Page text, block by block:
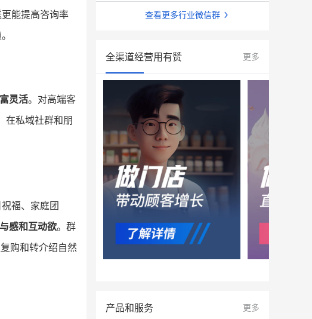
能提高咨询率
灵活。对高端客
在私域社群和朋
福、家庭团
感和互动欲。群
购和转介绍自然
查看更多行业微信群
全渠道经营用有赞 更多
产品和服务 更多